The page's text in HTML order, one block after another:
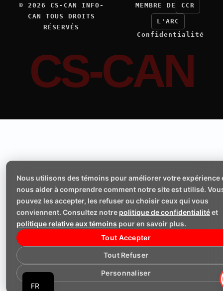
Nous utilisons des témoins pour améliorer votre expérience
nous aider à comprendre comment notre site est utilisé.
pouvez les accepter, les refuser ou choisir ceux qui vous
conviennent. Consultez notre politique de confidentialitéet
politique relative aux témoins pour en savoir plus.
Tout Accepter
Tout Refuser
Personnaliser
© 2026
CS-CAN INFO-
CAN TOUS DROITS
RÉSERVÉS
MEMBRE DE CCR
L'ARC
Confidentialité
CS-CAN
FR